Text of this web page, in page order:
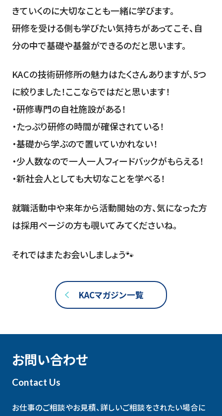
きていくのに大切なことも一緒に学びます。
研修を受ける側も学びたい気持ちがあってこそ、自
分の中で基礎や基盤ができるのだと思います。
KACの技術研修所の魅力はたくさんありますが、5つ
に絞りました！ここならではだと思います！
・研修専門の自社施設がある！
・たっぷり研修の時間が確保されている！
・基礎から学ぶので置いていかれない！
・少人数なので一人一人フィードバックがもらえる！
・新社会人としても大切なことを学べる！
就職活動中や来年から活動開始の方、気になった方
は採用ページの方も覗いてみてくださいね。
それではまたお会いしましょう🐾
KACマガジン一覧
お問い合わせ
Contact Us
お仕事のご相談やお見積、詳しいご相談をされたい場合に